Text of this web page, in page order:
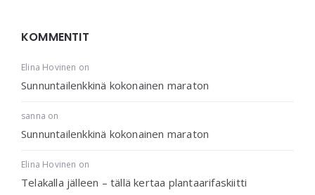
KOMMENTIT
Elina Hovinen on
Sunnuntailenkkinä kokonainen maraton
sanna on
Sunnuntailenkkinä kokonainen maraton
Elina Hovinen on
Telakalla jälleen – tällä kertaa plantaarifaskiitti